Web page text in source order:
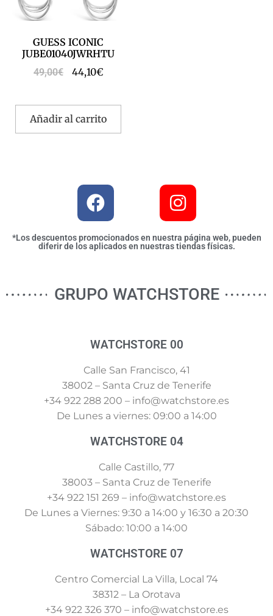
GUESS ICONIC
JUBE01040JWRHTU
49,00€ 44,10€
Añadir al carrito
*Los descuentos promocionados en nuestra página web, pueden
diferir de los aplicados en nuestras tiendas físicas.
GRUPO WATCHSTORE
WATCHSTORE 00
Calle San Francisco, 41
38002 – Santa Cruz de Tenerife
+34 922 288 200 – info@watchstore.es
De Lunes a viernes: 09:00 a 14:00
WATCHSTORE 04
Calle Castillo, 77
38003 – Santa Cruz de Tenerife
+34 922 151 269 – info@watchstore.es
De Lunes a Viernes: 9:30 a 14:00 y 16:30 a 20:30
Sábado: 10:00 a 14:00
WATCHSTORE 07
Centro Comercial La Villa, Local 74
38312 – La Orotava
+34 922 326 370 – info@watchstore.es